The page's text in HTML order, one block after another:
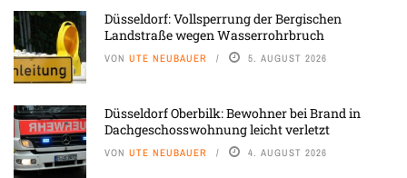
Düsseldorf: Vollsperrung der Bergischen
Landstraße wegen Wasserrohrbruch
VON UTE NEUBAUER 5. AUGUST 2026
Düsseldorf Oberbilk: Bewohner bei Brand in
Dachgeschosswohnung leicht verletzt
VON UTE NEUBAUER 4. AUGUST 2026